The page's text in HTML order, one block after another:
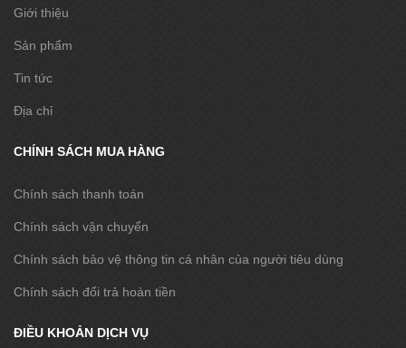
Giới thiệu
Sản phẩm
Tin tức
Địa chỉ
CHÍNH SÁCH MUA HÀNG
Chính sách thanh toán
Chính sách vận chuyển
Chính sách bảo vệ thông tin cá nhân của người tiêu dùng
Chính sách đổi trả hoàn tiền
ĐIỀU KHOẢN DỊCH VỤ